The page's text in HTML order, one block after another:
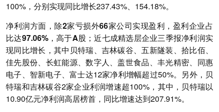
100%，分别实现同比增长237.43%、154.18%。
净利润方面，除2家亏损外66家公司实现盈利，盈利企业占
比达97.06%，高于A股；近七成精选层企业三季报净利润实
现同比增长 ，其中贝特瑞、吉林碳谷、五新隧装、拾比佰、
佳先股份、长虹能源、数字人、盖世食品、丰光精密、同惠
电子、智新电子、富士达12家净利增幅超过50%。另外，贝
特瑞和吉林碳谷2家企业利润增速超100%，其中，贝特瑞以
10.90亿元净利润高居榜首，同比增速达到207.91%。